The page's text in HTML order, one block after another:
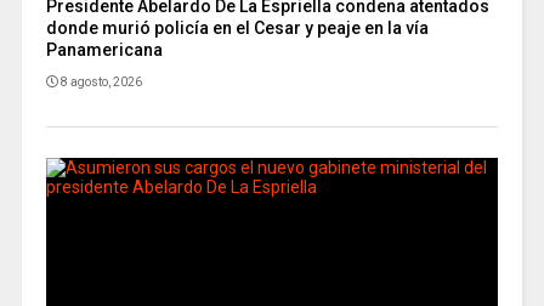
Presidente Abelardo De La Espriella condena atentados
donde murió policía en el Cesar y peaje en la vía
Panamericana
8 agosto, 2026